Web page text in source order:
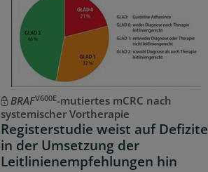
BRAFV600E-mutiertes mCRC nach
systemischer Vortherapie
Registerstudie weist auf Defizite
in der Umsetzung der
Leitlinienempfehlungen hin